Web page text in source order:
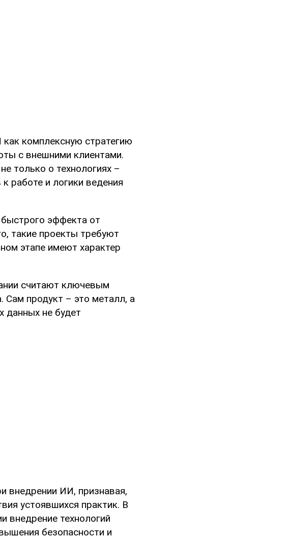
комплексную стратегию
с внешними клиентами.
только о технологиях –
работе и логики ведения
эффекта от
такие проекты требуют
этапе имеют характер
считают ключевым
продукт – это металл, а
данных не будет
внедрении ИИ, признавая,
устоявшихся практик. В
внедрение технологий
безопасности и